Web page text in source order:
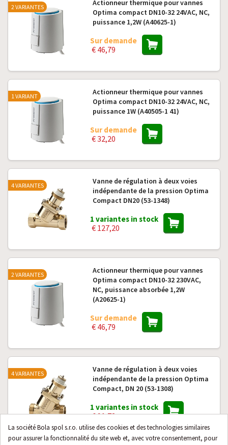
La société Bola spol s.r.o. utilise des cookies et des technologies similaires
pour assurer la fonctionnalité du site web et, avec votre consentement, pour
Actionneur thermique pour vannes
Optima compact DN10-32 24VAC, NC,
puissance 1,2W (A40625-1)
Sur demande
€ 46,79
2 VARIANTES
Actionneur thermique pour vannes
Optima compact DN10-32 24VAC, NC,
puissance 1W (A40505-1 41)
Sur demande
€ 32,20
1 VARIANT
Vanne de régulation à deux voies
indépendante de la pression Optima
Compact DN20 (53-1348)
1 variantes in stock
€ 127,20
4 VARIANTES
Actionneur thermique pour vannes
Optima compact DN10-32 230VAC,
NC, puissance absorbée 1,2W
(A20625-1)
Sur demande
€ 46,79
2 VARIANTES
Vanne de régulation à deux voies
indépendante de la pression Optima
Compact, DN 20 (53-1308)
1 variantes in stock
€ 91,72
4 VARIANTES